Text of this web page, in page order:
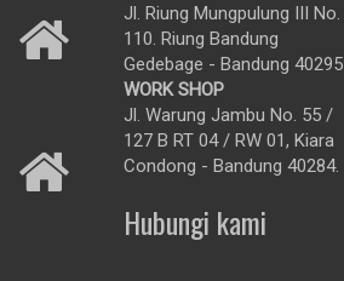
Jl. Riung Mungpulung III No.
110. Riung Bandung
Gedebage - Bandung 40295
WORK SHOP
Jl. Warung Jambu No. 55 /
127 B RT 04 / RW 01, Kiara
Condong - Bandung 40284.
Hubungi kami